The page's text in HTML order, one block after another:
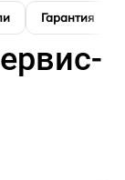
Гарантия